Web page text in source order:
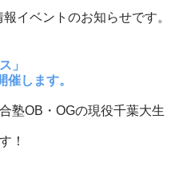
イベントのお知らせです。
」
します。
塾OB・OGの現役千葉大生
！